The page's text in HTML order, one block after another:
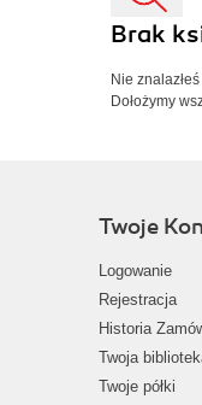
Brak
Nie
Dołożymy
Twoje
Logowanie
Rejestracja
Historia
Twoja
Twoje półki